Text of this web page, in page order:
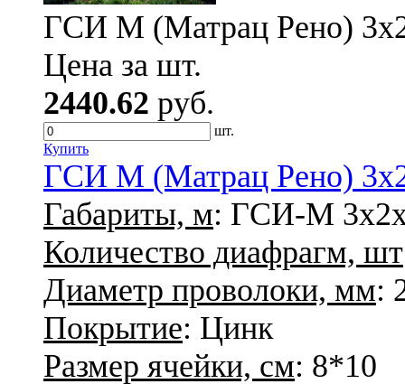
ГСИ М (Матрац Рено)
Цена за шт.
2440.62 руб.
шт.
Купить
ГСИ М (Матрац Рено)
Габариты, м: ГСИ-М
Количество диафрагм, шт
Диаметр проволоки, мм:
Покрытие: Цинк
Размер ячейки, см: 8*10